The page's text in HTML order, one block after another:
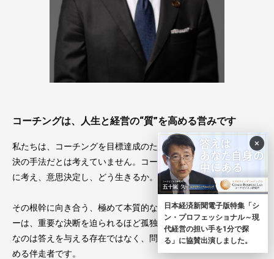
コーチングは、人生と経営の“質”を高める営みです
私たちは、コーチングを目標達成のための技術や一時的な問題解
決の手法だとは考えていません。コーチングとは、人がどのよう
に考え、意思決定し、どう生きるか。
その根幹に向き合う、極めて本質的な営みです。経営者やリーダ
ーは、重要な決断を迫られるほど孤独になります。そのとき必要
なのは答えを与える存在ではなく、問いと対話を通して思考を深
める伴走者です。
×
日本経済新聞電子版特集「シ
ン・プロフェッショナル～現
代経営の担い手を1分で探
る」に協賛出演しました。